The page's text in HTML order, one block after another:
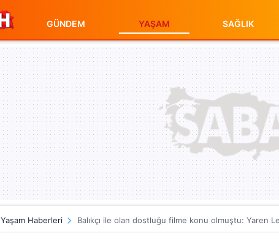
GÜNDEM YAŞAM SAĞLIK
Yaşam Haberleri Balıkçı ile olan dostluğu filme konu olmuştu: Yaren